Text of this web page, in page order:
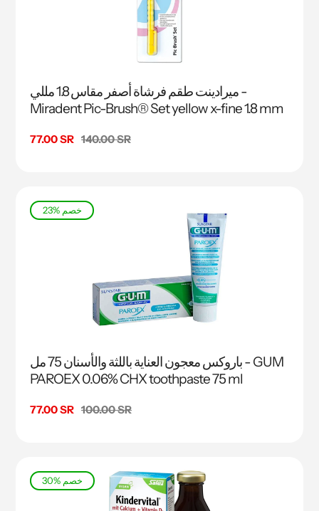
ميرادينت طقم فرشاة أصفر مقاس 1.8 مللي -
Miradent Pic-Brush® Set yellow x-fine 1.8 mm
سعر
77.00 SR السعر
140.00 SR
23% خصم
باروكس معجون العناية باللثة والأسنان 75 مل - GUM
PAROEX 0.06% CHX toothpaste 75 ml
سعر
77.00 SR السعر
100.00 SR
30% خصم